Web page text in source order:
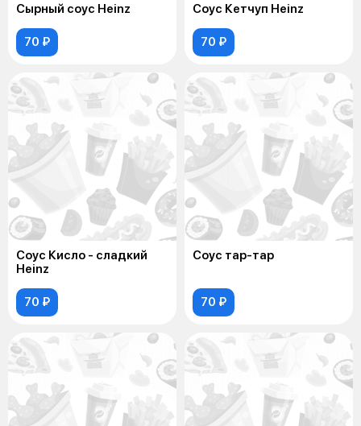
Сырный соус Heinz
70 ₽
Соус Кетчуп Heinz
70 ₽
Соус Кисло - сладкий
Heinz
70 ₽
Соус тар-тар
70 ₽